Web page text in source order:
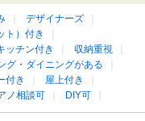
デザイナーズ
ト）付き
ッチン付き
収納重視
グ・ダイニングがある
付き
屋上付き
ノ相談可 DIY可